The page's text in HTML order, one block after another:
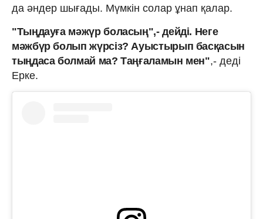
да әндер шығады. Мүмкін солар ұнап қалар.
"Тыңдауға мәжүр боласың",- дейді. Неге
мәжбүр болып жүрсіз? Ауыстырып басқасын
тыңдаса болмай ма? Таңғаламын мен",- деді
Ерке.